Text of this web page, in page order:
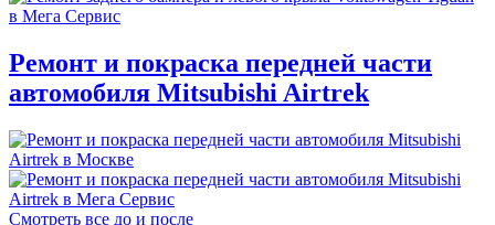
Ремонт и покраска передней части
автомобиля Mitsubishi Airtrek
Смотреть все до и после